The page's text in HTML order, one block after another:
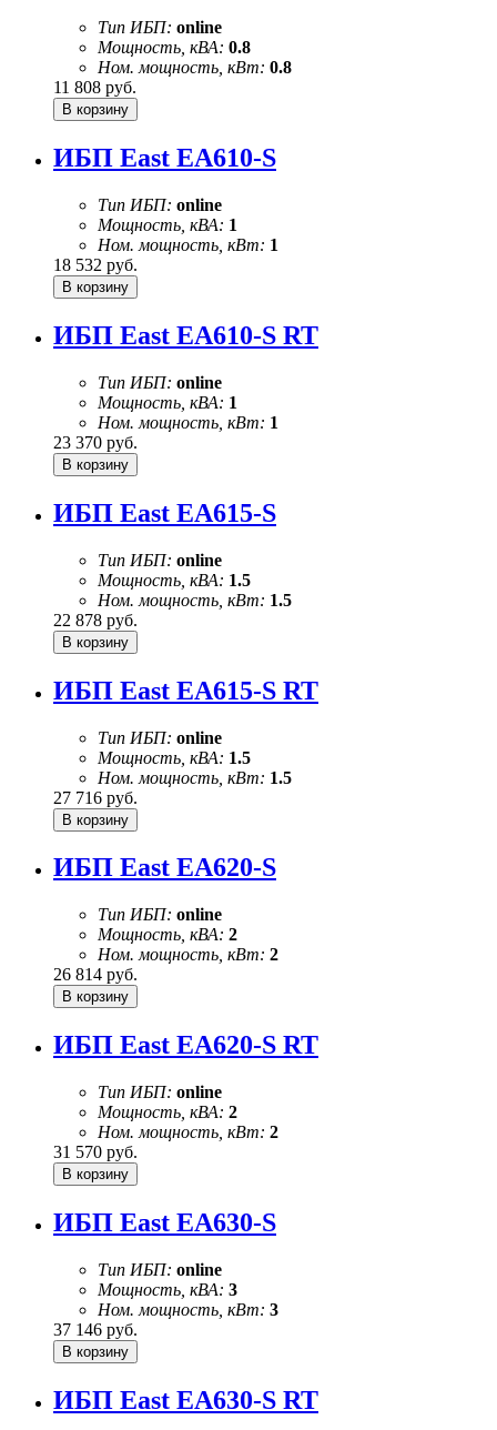
Тип ИБП: online
Мощность, кВА: 0.8
Ном. мощность, кВт: 0.8
11 808 руб.
ИБП East EA610-S
Тип ИБП: online
Мощность, кВА: 1
Ном. мощность, кВт: 1
18 532 руб.
ИБП East EA610-S RT
Тип ИБП: online
Мощность, кВА: 1
Ном. мощность, кВт: 1
23 370 руб.
ИБП East EA615-S
Тип ИБП: online
Мощность, кВА: 1.5
Ном. мощность, кВт: 1.5
22 878 руб.
ИБП East EA615-S RT
Тип ИБП: online
Мощность, кВА: 1.5
Ном. мощность, кВт: 1.5
27 716 руб.
ИБП East EA620-S
Тип ИБП: online
Мощность, кВА: 2
Ном. мощность, кВт: 2
26 814 руб.
ИБП East EA620-S RT
Тип ИБП: online
Мощность, кВА: 2
Ном. мощность, кВт: 2
31 570 руб.
ИБП East EA630-S
Тип ИБП: online
Мощность, кВА: 3
Ном. мощность, кВт: 3
37 146 руб.
ИБП East EA630-S RT